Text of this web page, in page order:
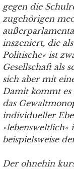
gegen die
zugehörigen
inszeniert, die
Politische« ist
Gesellschaft als
sich aber mit
Damit kommt es
das
individueller
beispielsweise
Der ohnehin